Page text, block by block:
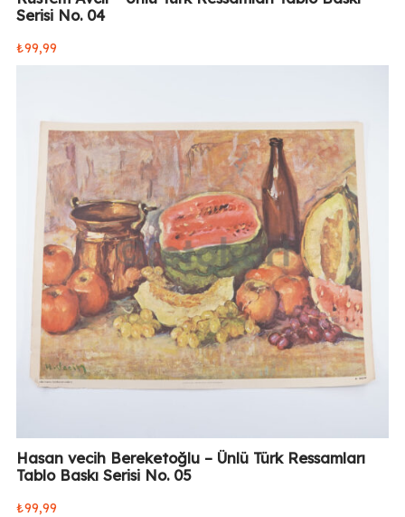
Serisi No. 04
₺99,99
Hasan vecih Bereketoğlu – Ünlü Türk Ressamları
Tablo Baskı Serisi No. 05
₺99,99